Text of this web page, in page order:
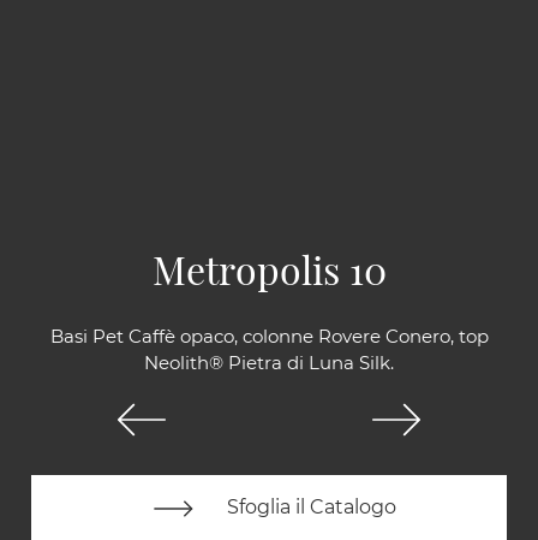
Basi Pet Caffè opaco, colonne Rovere Conero, top
Neolith® Pietra di Luna Silk.
Sfoglia il Catalogo
Metropolis 10